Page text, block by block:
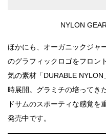
NYLON
ほかにも、オーガニックジャ
のグラフィックロゴをフロン
気の素材「DURABLE
時展開。グラミチの培ってき
ドサムのスポーティな感覚を
発売中です。